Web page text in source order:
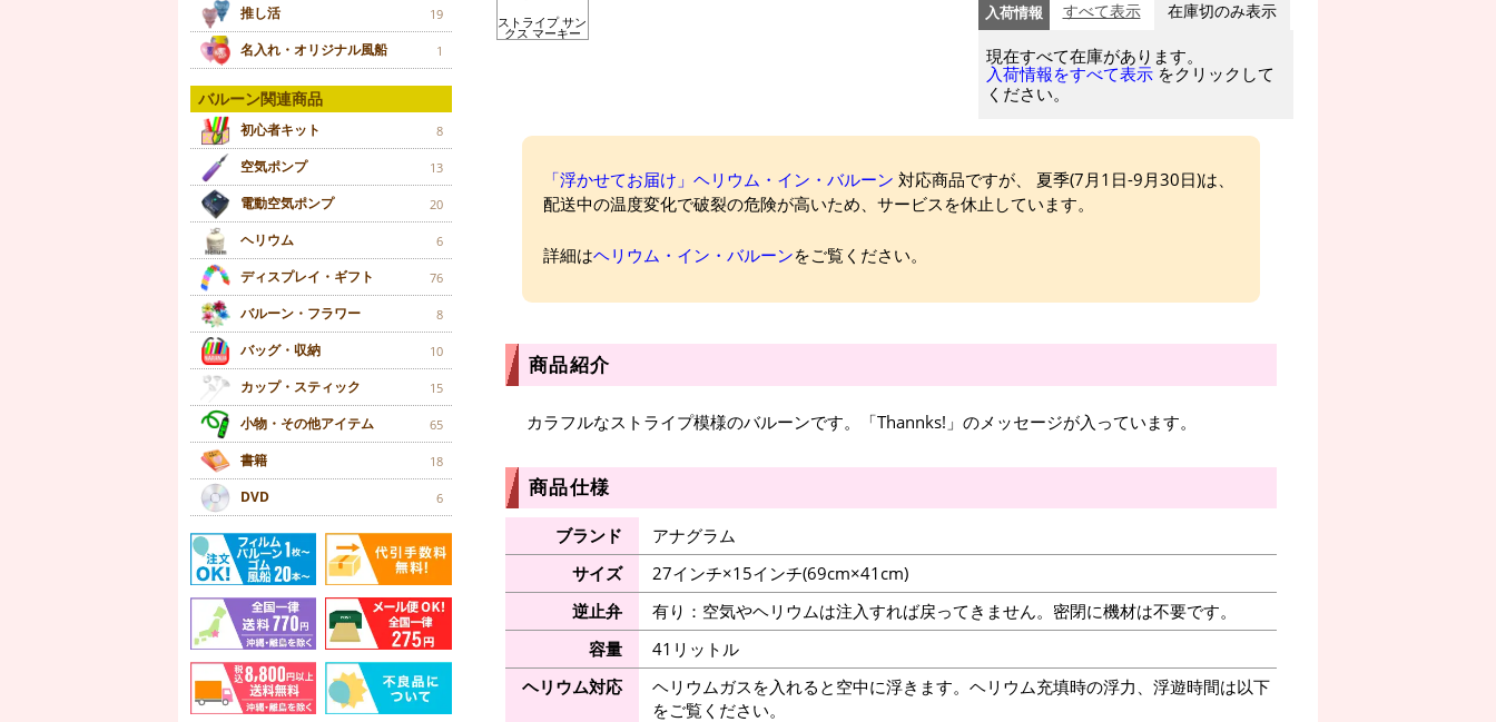
推し活 19
名入れ・オリジナル風船 1
バルーン関連商品
初心者キット 8
空気ポンプ 13
電動空気ポンプ 20
ヘリウム 6
ディスプレイ・ギフト 76
バルーン・フラワー 8
バッグ・収納 10
カップ・スティック 15
小物・その他アイテム 65
書籍 18
DVD 6
ストライプ サン
クス マーキー
入荷情報 すべて表示 在庫切のみ表示
現在すべて在庫があります。
入荷情報をすべて表示 をクリックして
ください。
「浮かせてお届け」ヘリウム・イン・バルーン 対応商品ですが、 夏季(7月1日-9月30日)は、
配送中の温度変化で破裂の危険が高いため、サービスを休止しています。
詳細はヘリウム・イン・バルーンをご覧ください。
商品紹介
カラフルなストライプ模様のバルーンです。「Thannks!」のメッセージが入っています。
商品仕様
ブランド
アナグラム
サイズ
27インチ×15インチ(69cm×41cm)
逆止弁
有り：空気やヘリウムは注入すれば戻ってきません。密閉に機材は不要です。
容量
41リットル
ヘリウム対応
ヘリウムガスを入れると空中に浮きます。ヘリウム充填時の浮力、浮遊時間は以下
をご覧ください。